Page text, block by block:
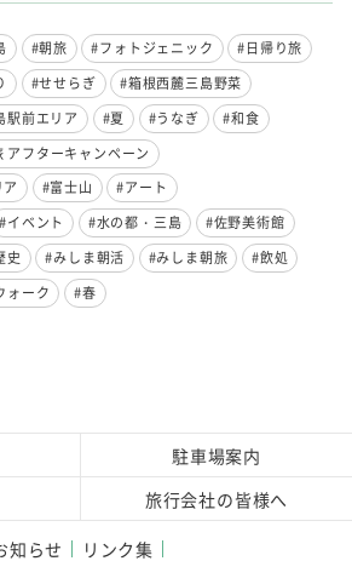
#朝旅 #フォトジェニック
#日帰り旅
#せせらぎ
#箱根西麓三島野菜
駅前エリア #夏 #うなぎ
#和食
フターキャンペーン
#富士山
#アート
#イベント #水の都・三島
#佐野美術館
史 #みしま朝活 #みしま朝旅
#飲処
ォーク #春
駐車場案内
旅行会社の皆様へ
知らせ リンク集